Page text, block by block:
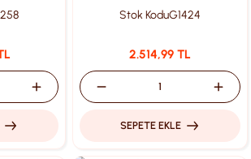
Stok KoduG1424
2.514,99 TL
SEPETE EKLE